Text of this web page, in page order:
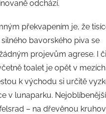
odchází.
překvapením je, že
bavorského piva se
projevům agrese. I
toalet je opět v mezích
k východu si určitě
v lunaparku.
– na dřevěnou